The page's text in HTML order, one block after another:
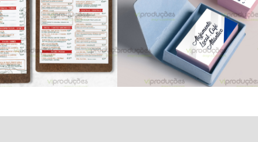
A Ladeira
Alojamento Local
Café Atlântico